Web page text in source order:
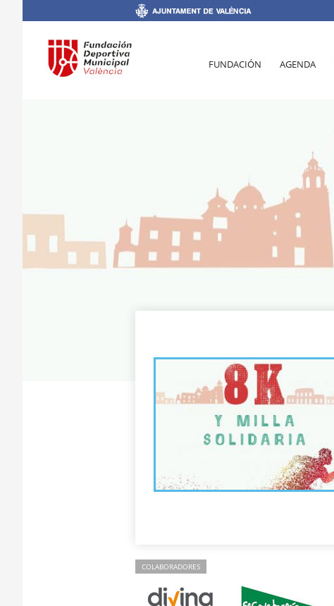
FUNDACIÓN AGENDA
COLABORADORES